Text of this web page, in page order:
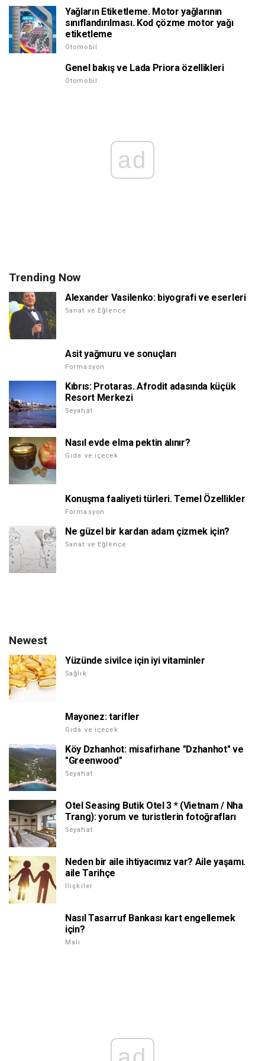
Yağların Etiketleme. Motor yağlarının
sınıflandırılması. Kod çözme motor yağı
etiketleme
Otomobil
Genel bakış ve Lada Priora özellikleri
Otomobil
ad
Trending Now
Alexander Vasilenko: biyografi ve eserleri
Sanat ve Eğlence
Asit yağmuru ve sonuçları
Formasyon
Kıbrıs: Protaras. Afrodit adasında küçük
Resort Merkezi
Seyahat
Nasıl evde elma pektin alınır?
Gıda ve içecek
Konuşma faaliyeti türleri. Temel Özellikler
Formasyon
Ne güzel bir kardan adam çizmek için?
Sanat ve Eğlence
Newest
Yüzünde sivilce için iyi vitaminler
Sağlık
Mayonez: tarifler
Gıda ve içecek
Köy Dzhanhot: misafirhane "Dzhanhot" ve
"Greenwood"
Seyahat
Otel Seasing Butik Otel 3 * (Vietnam / Nha
Trang): yorum ve turistlerin fotoğrafları
Seyahat
Neden bir aile ihtiyacımız var? Aile yaşamı.
aile Tarihçe
Ilişkiler
Nasıl Tasarruf Bankası kart engellemek
için?
Mali